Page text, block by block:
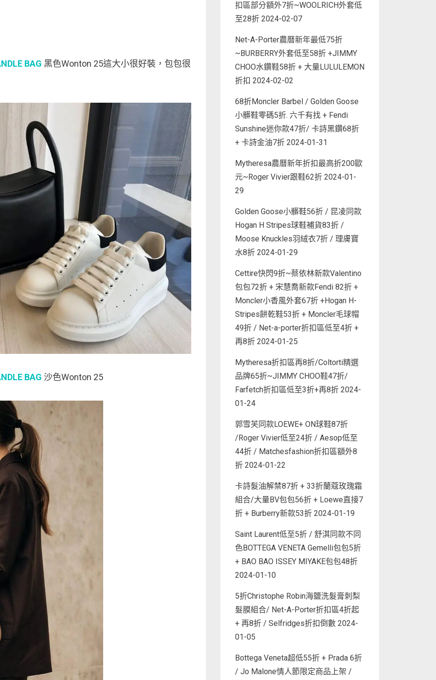
BAG 黑色Wonton 25這大小很好裝，包包很
BAG 沙色Wonton 25
扣區部分額外7折~WOOLRICH外套低
至28折 2024-02-07
Net-A-Porter農曆新年最低75折
~BURBERRY外套低至58折 +JIMMY
CHOO水鑽鞋58折 + 大量LULULEMON
折扣 2024-02-02
68折Moncler Barbel / Golden Goose
小髒鞋零碼5折. 六千有找 + Fendi
Sunshine迷你款47折/ 卡詩黑鑽68折
+ 卡詩金油7折 2024-01-31
Mytheresa農曆新年折扣最高折200歐
元~Roger Vivier跟鞋62折 2024-01-
29
Golden Goose小髒鞋56折 / 昆凌同款
Hogan H Stripes球鞋補貨83折 /
Moose Knuckles羽絨衣7折 / 理膚寶
水8折 2024-01-29
Cettire快閃9折~蔡依林新款Valentino
包包72折 + 宋慧喬新款Fendi 82折 +
Moncler小香風外套67折 +Hogan H-
Stripes餅乾鞋53折 + Moncler毛球帽
49折 / Net-a-porter折扣區低至4折 +
再8折 2024-01-25
Mytheresa折扣區再8折/Coltorti精選
品牌65折~JIMMY CHOO鞋47折/
Farfetch折扣區低至3折+再8折 2024-
01-24
郭雪芙同款LOEWE+ ON球鞋87折
/Roger Vivier低至24折 / Aesop低至
44折 / Matchesfashion折扣區額外8
折 2024-01-22
卡詩髮油解禁87折 + 33折蘭蔻玫瑰霜
組合/大量BV包包56折 + Loewe直接7
折 + Burberry新款53折 2024-01-19
Saint Laurent低至5折 / 舒淇同款不同
色BOTTEGA VENETA Gemelli包包5折
+ BAO BAO ISSEY MIYAKE包包48折
2024-01-10
5折Christophe Robin海鹽洗髮膏刺梨
髮膜組合/ Net-A-Porter折扣區4折起
+ 再8折 / Selfridges折扣倒數 2024-
01-05
Bottega Veneta超低55折 + Prada 6折
/ Jo Malone情人節限定商品上架 /